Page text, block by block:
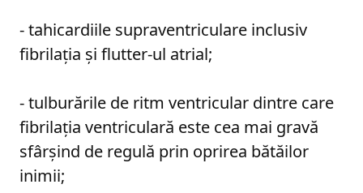
- tahicardiile supraventriculare inclusiv
fibrilaţia şi flutter-ul atrial;
- tulburările de ritm ventricular dintre care
fibrilaţia ventriculară este cea mai gravă
sfârşind de regulă prin oprirea bătăilor
inimii;